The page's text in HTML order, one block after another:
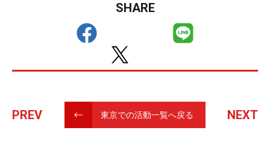
SHARE
PREV 東京での活動一覧へ戻る NEXT